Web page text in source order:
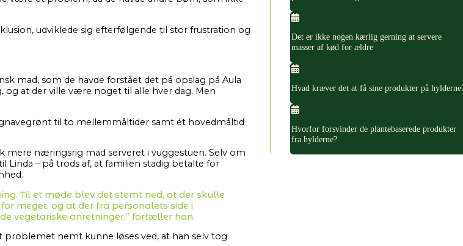
udviklede sig efterfølgende til stor frustration og
mad, som de havde forstået det på opslag på Aula
og at der ville være noget til alle hver dag. Men
til to mellemmåltider samt ét hovedmåltid
mere næringsrig mad serveret i vuggestuen. Selv om
– på trods af, at familien stadig betalte for
Til et møde blev det stemt ned, at der skulle
meget, og at der fra personalets side i
vegetariske anretninger,” fortæller han.
nemt kunne løses ved, at han selv tog
Det er ikke nogen kærlig gerning at servere
masser af kød for ældre
Hvad kræver det at få sine produkter på
Hvorfor forsvinder de plantebaserede produkter
fra hylderne?